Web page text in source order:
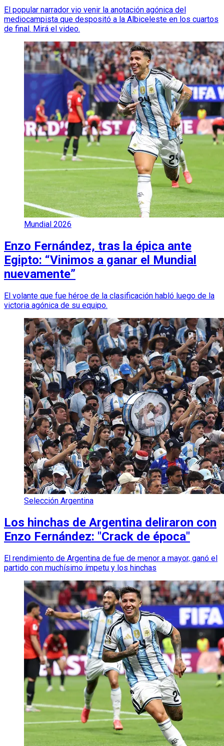
El popular narrador vio venir la anotación agónica del
mediocampista que despositó a la Albiceleste en los cuartos
de final. Mirá el video.
Mundial 2026
Enzo Fernández, tras la épica ante
Egipto: “Vinimos a ganar el Mundial
nuevamente”
El volante que fue héroe de la clasificación habló luego de la
victoria agónica de su equipo.
Selección Argentina
Los hinchas de Argentina deliraron con
Enzo Fernández: "Crack de época"
El rendimiento de Argentina de fue de menor a mayor, ganó el
partido con muchísimo ímpetu y los hinchas